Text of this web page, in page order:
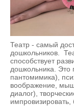
Театр - самый
дошкольников.
способствует
дошкольника. Это
пантомимика),
воображение,
диалог),
импровизировать,